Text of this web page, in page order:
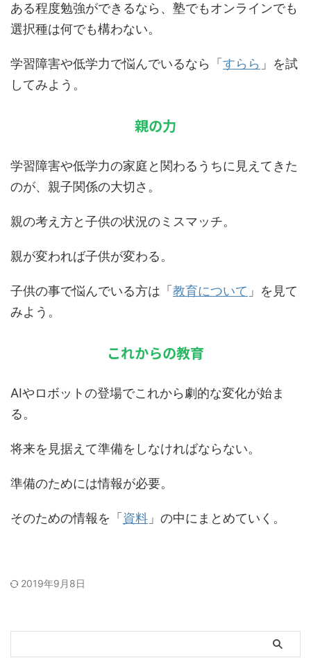
ある程度勉強ができるなら、塾でもオンラインでも
選択種は何でも構わない。
学習障害や低学力で悩んでいるなら 「 すらら 」 を試
してみよう。
親の力
学習障害や低学力の家庭と関わるうちに見えてきた
のが、親子関係の大切さ。
親の考え方と子供の状況のミスマッチ。
親が変われば子供が変わる。
子供の事で悩んでいる方は「 教育について 」を見て
みよう。
これからの教育
AIやロボットの登場でこれから劇的な変化が始ま
る。
将来を見据えて準備をしなければならない。
準備のためには情報が必要。
そのための情報を「 資料 」の中にまとめていく。
2019年9月8日